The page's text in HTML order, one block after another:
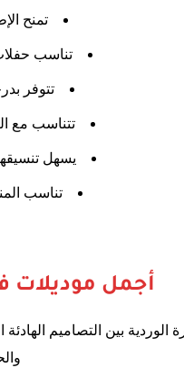
تمنح
تناسب
تتوفر
تتناسب مع
يسهل
تناسب
أجمل موديلات
الوردية بين التصاميم